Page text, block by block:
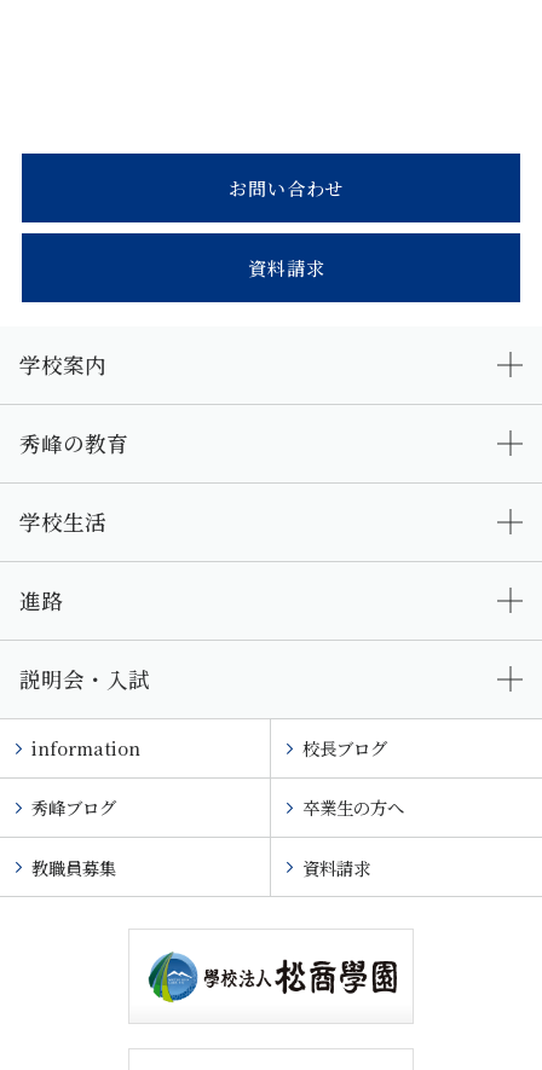
お問い合わせ
資料請求
学校案内
秀峰の教育
学校生活
進路
説明会・入試
information 校長ブログ
秀峰ブログ 卒業生の方へ
教職員募集 資料請求